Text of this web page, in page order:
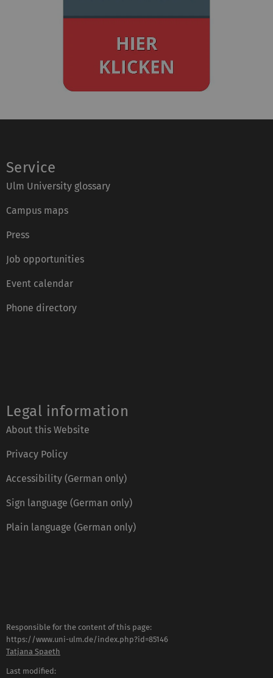
Service
Ulm University glossary
Campus maps
Press
Job opportunities
Event calendar
Phone directory
Legal information
About this Website
Privacy Policy
Accessibility (German only)
Sign language (German only)
Plain language (German only)
Responsible for the content of this page:
https://www.uni-ulm.de/index.php?id=85146
Tatjana Spaeth
Last modified: